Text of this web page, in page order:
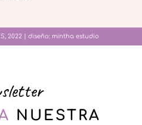
2022 | diseño: mintha estudio
NUESTRA